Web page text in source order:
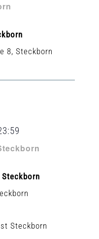
8, Steckborn